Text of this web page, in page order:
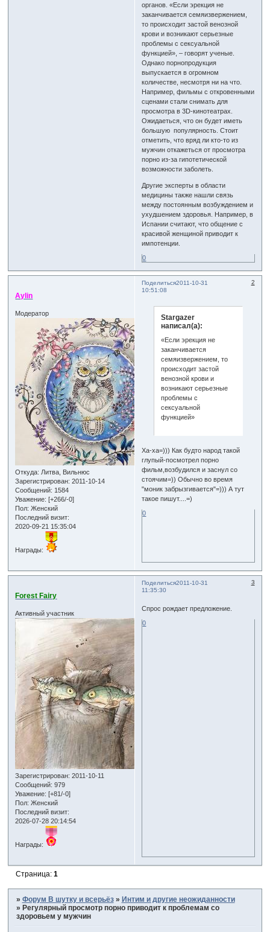
органов. «Если эрекция не
заканчивается семяизвержением,
то происходит застой венозной
крови и возникают серьезные
проблемы с сексуальной
функцией», – говорят ученые.
Однако порнопродукция
выпускается в огромном
количестве, несмотря ни на что.
Например, фильмы с откровенными
сценами стали снимать для
просмотра в 3D-кинотеатрах.
Ожидаеться, что он будет иметь
большую популярность. Стоит
отметить, что вряд ли кто-то из
мужчин откажеться от просмотра
порно из-за гипотетической
возможности заболеть.
Другие эксперты в области
медицины также нашли связь
между постоянным возбуждением и
ухудшением здоровья. Например, в
Испании считают, что общение с
красивой женщиной приводит к
импотенции.
0
Поделиться 2
2011-10-31
10:51:08
Aylin
Модератор
Откуда: Литва, Вильнюс
Зарегистрирован: 2011-10-14
Сообщений: 1584
Уважение: [+266/-0]
Пол: Женский
Последний визит:
2020-09-21 15:35:04
Награды:
Stargazer
написал(а):
«Если эрекция не
заканчивается
семяизвержением, то
происходит застой
венозной крови и
возникают серьезные
проблемы с
сексуальной
функцией»
Ха-ха=))) Как будто народ такой
глупый-посмотрел порно
фильм,возбудился и заснул со
стоячим=)) Обычно во время
"моник забрызгивается"=))) А тут
такое пишут....=)
0
Поделиться 3
2011-10-31
11:35:30
Forest Fairy
Активный участник
Зарегистрирован: 2011-10-11
Сообщений: 979
Уважение: [+81/-0]
Пол: Женский
Последний визит:
2026-07-28 20:14:54
Награды:
Спрос рождает предложение.
0
Страница: 1
» Форум В шутку и всерьёз » Интим и другие неожиданности
» Регулярный просмотр порно приводит к проблемам со
здоровьем у мужчин